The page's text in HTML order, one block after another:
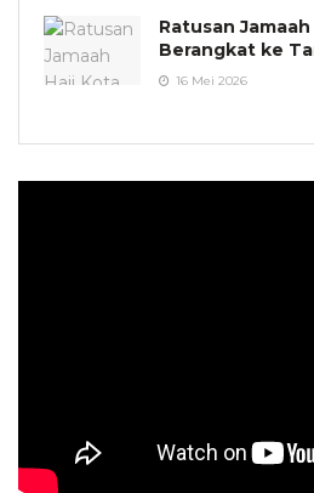
Ratusan
Berangkat ke
16 Mei 2026